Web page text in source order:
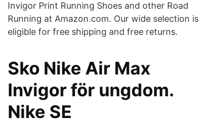
Invigor Print Running Shoes and other Road
Running at Amazon.com. Our wide selection is
eligible for free shipping and free returns.
Sko Nike Air Max
Invigor för ungdom.
Nike SE